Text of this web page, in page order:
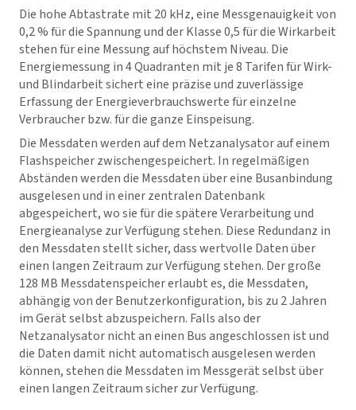
Die hohe Abtastrate mit 20 kHz, eine Messgenauigkeit von
0,2 % für die Spannung und der Klasse 0,5 für die Wirkarbeit
stehen für eine Messung auf höchstem Niveau. Die
Energiemessung in 4 Quadranten mit je 8 Tarifen für Wirk-
und Blindarbeit sichert eine präzise und zuverlässige
Erfassung der Energieverbrauchswerte für einzelne
Verbraucher bzw. für die ganze Einspeisung.
Die Messdaten werden auf dem Netzanalysator auf einem
Flashspeicher zwischengespeichert. In regelmäßigen
Abständen werden die Messdaten über eine Busanbindung
ausgelesen und in einer zentralen Datenbank
abgespeichert, wo sie für die spätere Verarbeitung und
Energieanalyse zur Verfügung stehen. Diese Redundanz in
den Messdaten stellt sicher, dass wertvolle Daten über
einen langen Zeitraum zur Verfügung stehen. Der große
128 MB Messdatenspeicher erlaubt es, die Messdaten,
abhängig von der Benutzerkonfiguration, bis zu 2 Jahren
im Gerät selbst abzuspeichern. Falls also der
Netzanalysator nicht an einen Bus angeschlossen ist und
die Daten damit nicht automatisch ausgelesen werden
können, stehen die Messdaten im Messgerät selbst über
einen langen Zeitraum sicher zur Verfügung.